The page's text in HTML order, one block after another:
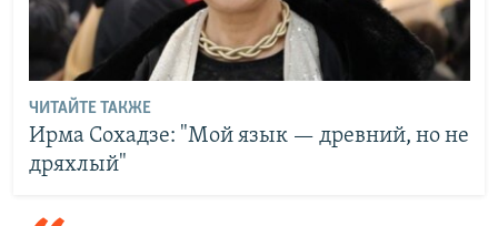
ЧИТАЙТЕ ТАКЖЕ
Ирма Сохадзе: "Мой язык — древний, но не
дряхлый"